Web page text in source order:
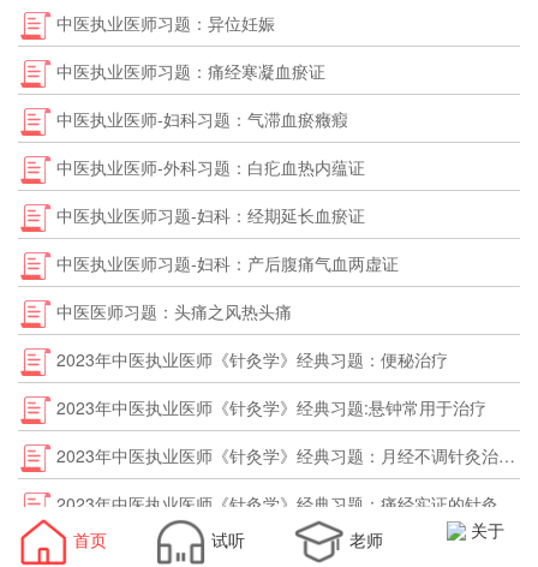
中医执业医师习题：异位妊娠
中医执业医师习题：痛经寒凝血瘀证
中医执业医师-妇科习题：气滞血瘀癥瘕
中医执业医师-外科习题：白疕血热内蕴证
中医执业医师习题-妇科：经期延长血瘀证
中医执业医师习题-妇科：产后腹痛气血两虚证
中医医师习题：头痛之风热头痛
2023年中医执业医师《针灸学》经典习题：便秘治疗
2023年中医执业医师《针灸学》经典习题:悬钟常用于治疗
2023年中医执业医师《针灸学》经典习题：月经不调针灸治疗取穴
2023年中医执业医师《针灸学》经典习题：痛经实证的针灸治疗宜选取
胃痛的配穴——2023年中医执业医师A2典型例题
首页 试听 老师 关于